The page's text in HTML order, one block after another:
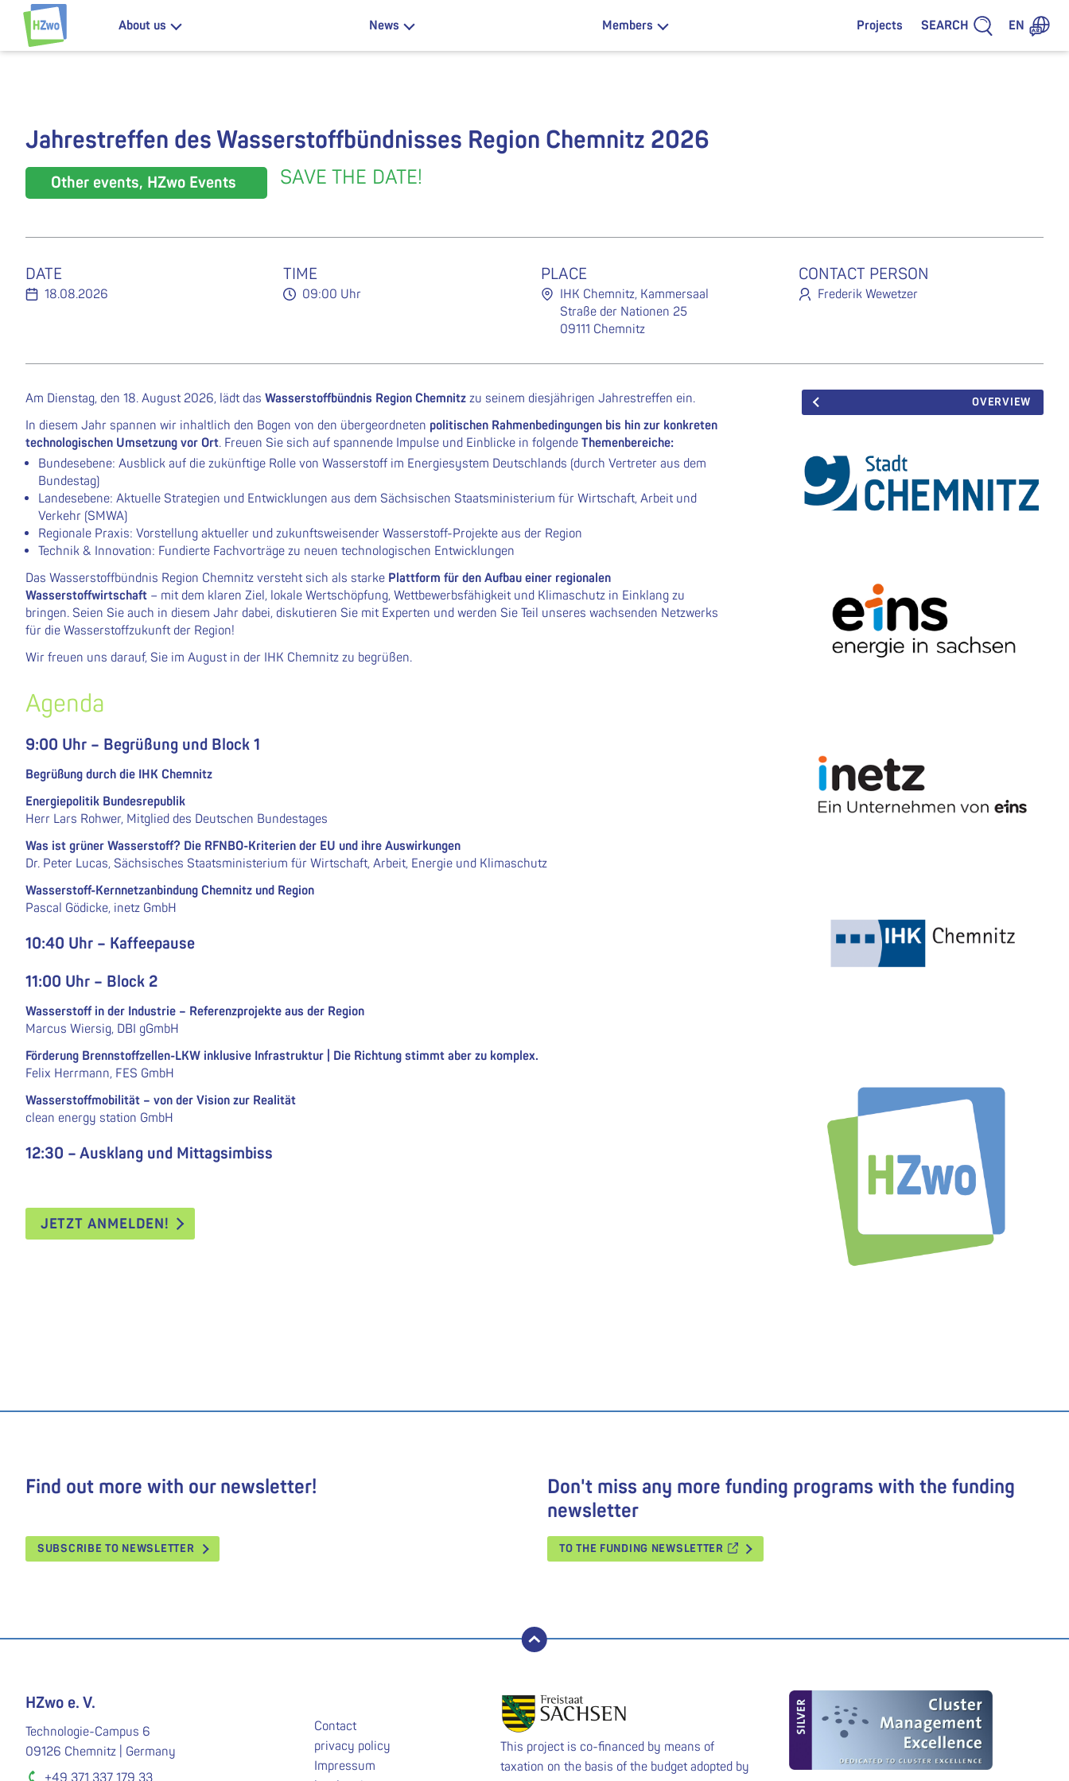
Jump to content
HZwo – Antrieb für Sachsen
About us News Members Projects SEARCH EN
Jahrestreffen des Wasserstoffbündnisses Region Chemnitz 2026
Other events, HZwo Events SAVE THE DATE!
DATE
18.08.2026
TIME
09:00 Uhr
PLACE
IHK Chemnitz, Kammersaal
Straße der Nationen 25
09111 Chemnitz
CONTACT PERSON
Frederik Wewetzer
OVERVIEW
Am Dienstag, den 18. August 2026, lädt das Wasserstoffbündnis Region Chemnitz zu seinem diesjährigen Jahrestreffen ein.
In diesem Jahr spannen wir inhaltlich den Bogen von den übergeordneten politischen Rahmenbedingungen bis hin zur konkreten
technologischen Umsetzung vor Ort. Freuen Sie sich auf spannende Impulse und Einblicke in folgende Themenbereiche:
Bundesebene: Ausblick auf die zukünftige Rolle von Wasserstoff im Energiesystem Deutschlands (durch Vertreter aus dem
Bundestag)
Landesebene: Aktuelle Strategien und Entwicklungen aus dem Sächsischen Staatsministerium für Wirtschaft, Arbeit und
Verkehr (SMWA)
Regionale Praxis: Vorstellung aktueller und zukunftsweisender Wasserstoff-Projekte aus der Region
Technik & Innovation: Fundierte Fachvorträge zu neuen technologischen Entwicklungen
Das Wasserstoffbündnis Region Chemnitz versteht sich als starke Plattform für den Aufbau einer regionalen
Wasserstoffwirtschaft – mit dem klaren Ziel, lokale Wertschöpfung, Wettbewerbsfähigkeit und Klimaschutz in Einklang zu
bringen. Seien Sie auch in diesem Jahr dabei, diskutieren Sie mit Experten und werden Sie Teil unseres wachsenden Netzwerks
für die Wasserstoffzukunft der Region!
Wir freuen uns darauf, Sie im August in der IHK Chemnitz zu begrüßen.
Agenda
9:00 Uhr – Begrüßung und Block 1
Begrüßung durch die IHK Chemnitz
Energiepolitik Bundesrepublik
Herr Lars Rohwer, Mitglied des Deutschen Bundestages
Was ist grüner Wasserstoff? Die RFNBO-Kriterien der EU und ihre Auswirkungen
Dr. Peter Lucas, Sächsisches Staatsministerium für Wirtschaft, Arbeit, Energie und Klimaschutz
Wasserstoff-Kernnetzanbindung Chemnitz und Region
Pascal Gödicke, inetz GmbH
10:40 Uhr – Kaffeepause
11:00 Uhr – Block 2
Wasserstoff in der Industrie – Referenzprojekte aus der Region
Marcus Wiersig, DBI gGmbH
Förderung Brennstoffzellen-LKW inklusive Infrastruktur | Die Richtung stimmt aber zu komplex.
Felix Herrmann, FES GmbH
Wasserstoffmobilität – von der Vision zur Realität
clean energy station GmbH
12:30 – Ausklang und Mittagsimbiss
JETZT ANMELDEN!
Find out more with our newsletter!
SUBSCRIBE TO NEWSLETTER
Don't miss any more funding programs with the funding
newsletter
TO THE FUNDING NEWSLETTER
back to top
HZwo e. V.
Technologie-Campus 6
09126 Chemnitz | Germany
+49 371 337 179 33
Contact
privacy policy
Impressum
This project is co-financed by means of
taxation on the basis of the budget adopted by